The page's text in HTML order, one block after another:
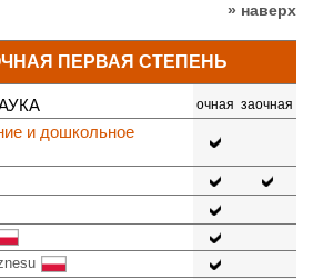
» наверх
ПЕРВАЯ СТЕПЕНЬ
очная заочная
и дошкольное